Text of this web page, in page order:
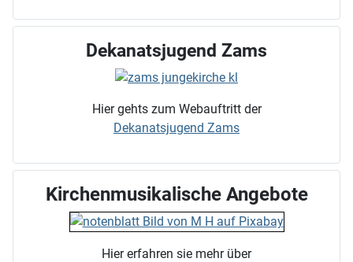
Dekanatsjugend Zams
Hier gehts zum Webauftritt der
Dekanatsjugend Zams
Kirchenmusikalische Angebote
Hier erfahren sie mehr über